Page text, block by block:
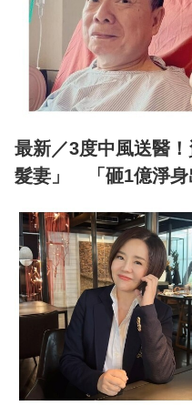
最新／3度中風送醫
髮妻」 「砸1億淨身